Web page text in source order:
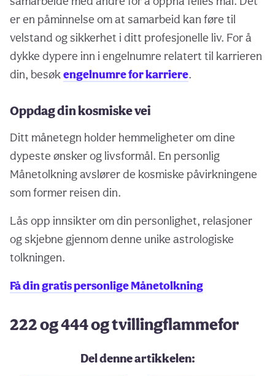
er en påminnelse om at samarbeid kan føre til
velstand og sikkerhet i ditt profesjonelle liv. For å
dykke dypere inn i engelnumre relatert til karrieren
din, besøkengelnumre for karriere.
Oppdag din kosmiske vei
Ditt månetegn holder hemmeligheter om dine
dypeste ønsker og livsformål. En personlig
Månetolkning avslører de kosmiske påvirkningene
som former reisen din.
Lås opp innsikter om din personlighet, relasjoner
og skjebne gjennom denne unike astrologiske
tolkningen.
Få din gratis personlige Månetolkning
222 og 444 og tvillingflammefor
Del denne artikkelen: